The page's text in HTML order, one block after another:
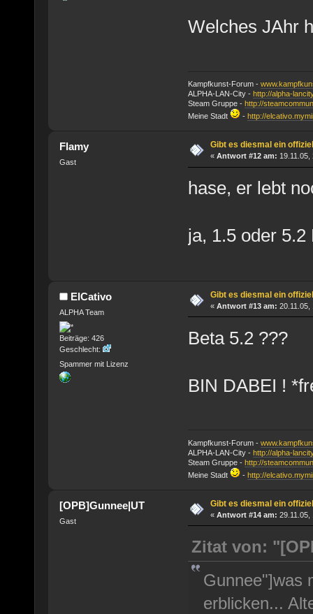
Welches JAhr
Kampfkunst-Forum -
ALPHA-LAN-City - http://alpha-
Steam Gruppe - http://
Meine Stadt
- http://
Flamy
Gast
Gibt es diesmal ein
« Antwort #12 am: 19.11.05,
hase, er lebt
ja, 1.5 oder 5.2
ElCativo
ALPHA Team
Beiträge: 426
Geschlecht:
Spammer mit Lizenz
Gibt es diesmal ein
« Antwort #13 am: 20.11.05,
Beta 5.2 ???
BIN DABEI !
Kampfkunst-Forum -
ALPHA-LAN-City - http://alpha-
Steam Gruppe - http://
Meine Stadt
- http://
[OPB]Gunnee|UT
Gast
Gibt es diesmal ein
« Antwort #14 am: 29.11.05,
Zitat von:
Gunnee"]was
erblicken...